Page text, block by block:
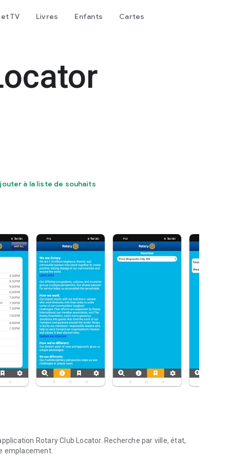
TV Livres Enfants Cartes
à la liste de souhaits
Rotary Club Locator. Recherche par ville, état,
emplacement.